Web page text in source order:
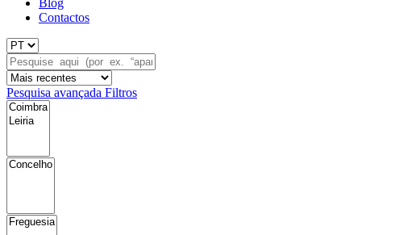
Blog
Contactos
Pesquisa avançada Filtros